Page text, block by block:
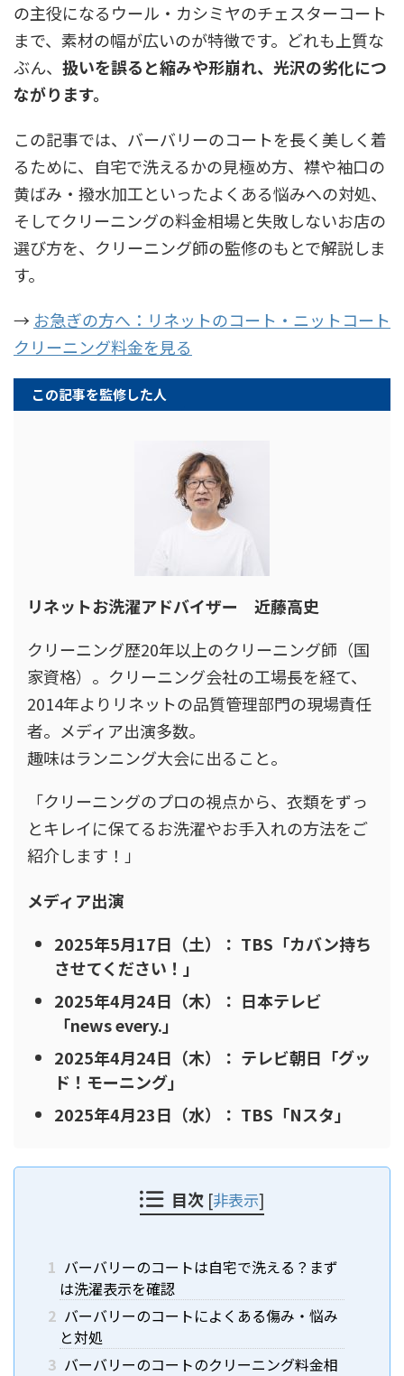
の主役になるウール・カシミヤのチェスターコート
まで、素材の幅が広いのが特徴です。どれも上質な
ぶん、 扱いを誤ると縮みや形崩れ、光沢の劣化につ
ながります。
この記事では、バーバリーのコートを長く美しく着
るために、自宅で洗えるかの見極め方、襟や袖口の
黄ばみ・撥水加工といったよくある悩みへの対処、
そしてクリーニングの料金相場と失敗しないお店の
選び方を、クリーニング師の監修のもとで解説しま
す。
→ お急ぎの方へ：リネットのコート・ニットコート
クリーニング料金を見る
この記事を監修した人
リネットお洗濯アドバイザー 近藤高史
クリーニング歴20年以上のクリーニング師（国
家資格）。クリーニング会社の工場長を経て、
2014年よりリネットの品質管理部門の現場責任
者。メディア出演多数。
趣味はランニング大会に出ること。
「クリーニングのプロの視点から、衣類をずっ
とキレイに保てるお洗濯やお手入れの方法をご
紹介します！」
メディア出演
2025年5月17日（土）： TBS「カバン持ち
させてください！」
2025年4月24日（木）： 日本テレビ
「news every.」
2025年4月24日（木）： テレビ朝日「グッ
ド！モーニング」
2025年4月23日（水）： TBS「Nスタ」
目次 [非表示]
1 バーバリーのコートは自宅で洗える？まず
は洗濯表示を確認
2 バーバリーのコートによくある傷み・悩み
と対処
3 バーバリーのコートのクリーニング料金相